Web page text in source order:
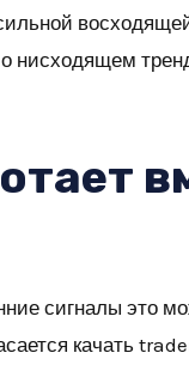
нисходящем
сигналы это
качать